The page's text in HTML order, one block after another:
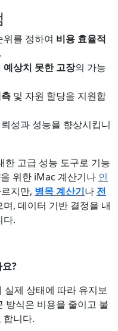
를 정하여 비용 효율적
예상치 못한 고장의 가능
및 자원 할당을 지원합
성과 성능을 향상시킵니
한 고급 성능 도구로 기능
위한 iMac 계산기나 인
지만, 병목 계산기나 전
, 데이터 기반 결정을 내
다.
?
실제 상태에 따라 유지보
방식은 비용을 줄이고 불
합니다.